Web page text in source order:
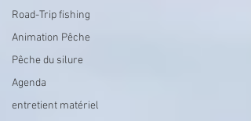
Road-Trip fishing
Animation Pêche
Pêche du silure
Agenda
entretient matériel